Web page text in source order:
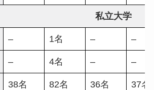
私立大学
– 1名 – –
– 4名 – –
38名 82名 36名 37名